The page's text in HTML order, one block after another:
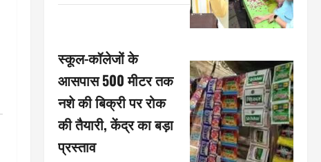
स्कूल-कॉलेजों के
आसपास 500 मीटर तक
नशे की बिक्री पर रोक
की तैयारी, केंद्र का बड़ा
प्रस्ताव